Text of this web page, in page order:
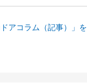
アコラム（記事）」を